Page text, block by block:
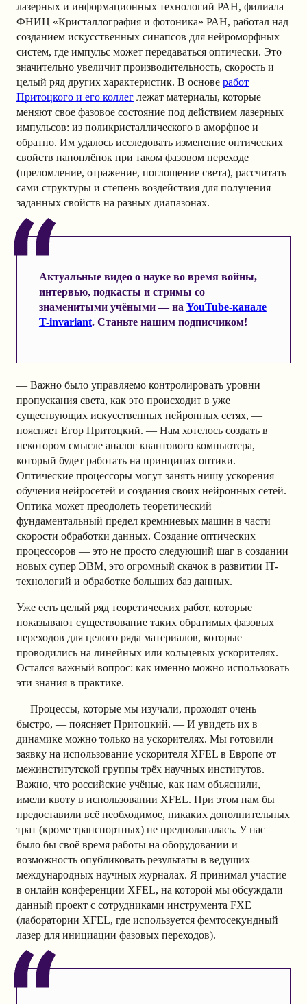
лазерных и информационных технологий РАН, филиала
ФНИЦ «Кристаллография и фотоника» РАН, работал над
созданием искусственных синапсов для нейроморфных
систем, где импульс может передаваться оптически. Это
значительно увеличит производительность, скорость и
целый ряд других характеристик. В основе работ
Притоцкого и его коллег лежат материалы, которые
меняют свое фазовое состояние под действием лазерных
импульсов: из поликристаллического в аморфное и
обратно. Им удалось исследовать изменение оптических
свойств наноплёнок при таком фазовом переходе
(преломление, отражение, поглощение света), рассчитать
сами структуры и степень воздействия для получения
заданных свойств на разных диапазонах.
Актуальные видео о науке во время войны,
интервью, подкасты и стримы со
знаменитыми учёными — на YouTube-канале
T-invariant. Станьте нашим подписчиком!
— Важно было управляемо контролировать уровни
пропускания света, как это происходит в уже
существующих искусственных нейронных сетях, —
поясняет Егор Притоцкий. — Нам хотелось создать в
некотором смысле аналог квантового компьютера,
который будет работать на принципах оптики.
Оптические процессоры могут занять нишу ускорения
обучения нейросетей и создания своих нейронных сетей.
Оптика может преодолеть теоретический
фундаментальный предел кремниевых машин в части
скорости обработки данных. Создание оптических
процессоров — это не просто следующий шаг в создании
новых супер ЭВМ, это огромный скачок в развитии IT-
технологий и обработке больших баз данных.
Уже есть целый ряд теоретических работ, которые
показывают существование таких обратимых фазовых
переходов для целого ряда материалов, которые
проводились на линейных или кольцевых ускорителях.
Остался важный вопрос: как именно можно использовать
эти знания в практике.
— Процессы, которые мы изучали, проходят очень
быстро, — поясняет Притоцкий. — И увидеть их в
динамике можно только на ускорителях. Мы готовили
заявку на использование ускорителя XFEL в Европе от
межинститутской группы трёх научных институтов.
Важно, что российские учёные, как нам объяснили,
имели квоту в использовании XFEL. При этом нам бы
предоставили всё необходимое, никаких дополнительных
трат (кроме транспортных) не предполагалась. У нас
было бы своё время работы на оборудовании и
возможность опубликовать результаты в ведущих
международных научных журналах. Я принимал участие
в онлайн конференции XFEL, на которой мы обсуждали
данный проект с сотрудниками инструмента FXE
(лаборатории XFEL, где используется фемтосекундный
лазер для инициации фазовых переходов).